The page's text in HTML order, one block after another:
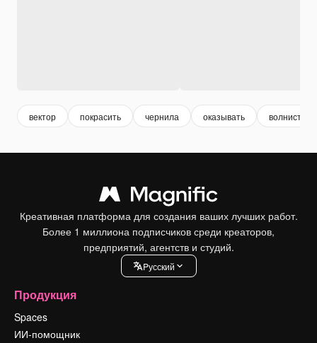
вектор покрасить чернила оказывать волнистый
Креативная платформа для создания ваших лучших работ.
Более 1 миллиона подписчиков среди креаторов,
предприятий, агентств и студий.
Pусский
Продукция
Spaces
ИИ-помощник